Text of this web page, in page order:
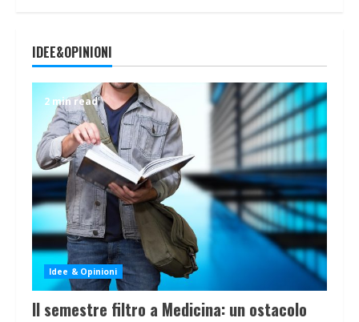
IDEE&OPINIONI
2 min read
Idee & Opinioni
Il semestre filtro a Medicina: un ostacolo